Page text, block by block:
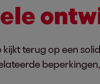
kijkt terug op een